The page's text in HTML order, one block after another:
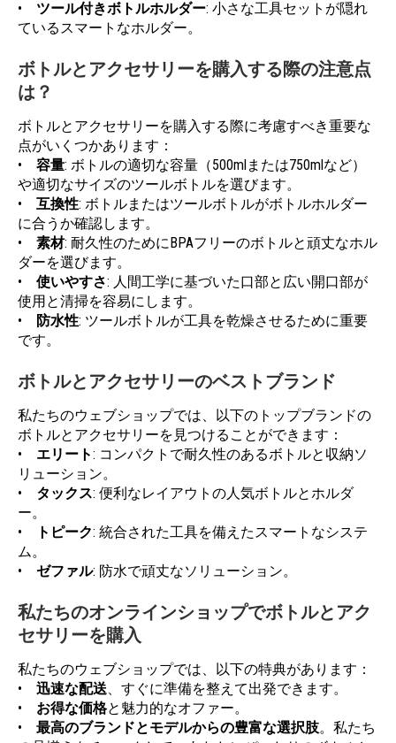
• ツール付きボトルホルダー: 小さな工具セットが隠れ
ているスマートなホルダー。
ボトルとアクセサリーを購入する際の注意点
は？
ボトルとアクセサリーを購入する際に考慮すべき重要な
点がいくつかあります：
• 容量: ボトルの適切な容量（500mlまたは750mlなど）
や適切なサイズのツールボトルを選びます。
• 互換性: ボトルまたはツールボトルがボトルホルダー
に合うか確認します。
• 素材: 耐久性のためにBPAフリーのボトルと頑丈なホル
ダーを選びます。
• 使いやすさ: 人間工学に基づいた口部と広い開口部が
使用と清掃を容易にします。
•
防水性: ツールボトルが工具を乾燥させるために重要
です。
ボトルとアクセサリーのベストブランド
私たちのウェブショップでは、以下のトップブランドの
ボトルとアクセサリーを見つけることができます：
• エリート: コンパクトで耐久性のあるボトルと収納ソ
リューション。
• タックス: 便利なレイアウトの人気ボトルとホルダ
ー。
•
トピーク: 統合された工具を備えたスマートなシステ
ム。
• ゼファル: 防水で頑丈なソリューション。
私たちのオンラインショップでボトルとアク
セサリーを購入
私たちのウェブショップでは、以下の特典があります：
• 迅速な配送、すぐに準備を整えて出発できます。
• お得な価格と魅力的なオファー。
• 最高のブランドとモデルからの豊富な選択肢。私たち